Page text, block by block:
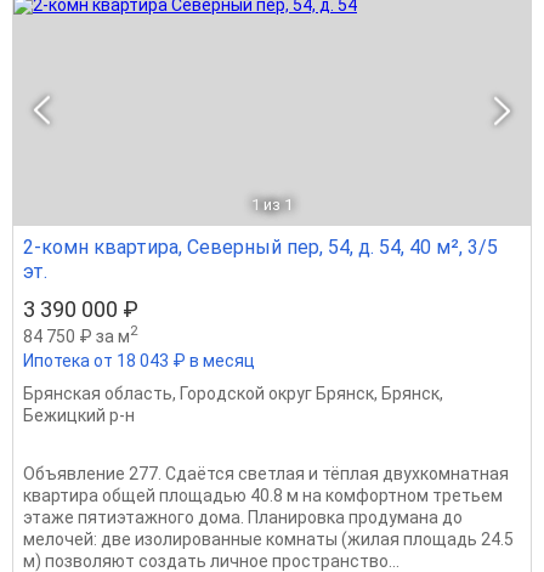
1 из 1
2-комн квартира, Северный пер, 54, д. 54, 40 м², 3/5
эт.
3 390 000 ₽
84 750 ₽ за м2
Ипотека от 18 043 ₽ в месяц
Брянская область, Городской округ Брянск, Брянск,
Бежицкий р-н
Объявление 277. Сдаётся светлая и тёплая двухкомнатная
квартира общей площадью 40.8 м на комфортном третьем
этаже пятиэтажного дома. Планировка продумана до
мелочей: две изолированные комнаты (жилая площадь 24.5
м) позволяют создать личное пространство...